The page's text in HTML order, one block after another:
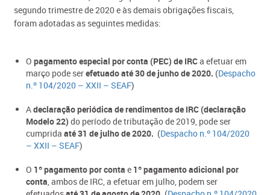
segundo trimestre de 2020 e às demais obrigações fiscais,
foram adotadas as seguintes medidas:
O pagamento especial por conta (PEC) de IRCa efetuar em
março pode serefetuado até 30 de junho de 2020. (Despacho
n.º 104/2020 – XXII – SEAF)
Adeclaração periódica de rendimentos de IRC (declaração
Modelo 22) do período de tributação de 2019, pode ser
cumprida até 31 de julho de 2020. (Despacho n.º 104/2020
– XXII – SEAF)
O 1º pagamento por conta e 1º pagamento adicional por
conta, ambos de IRC, a efetuar em julho, podem ser